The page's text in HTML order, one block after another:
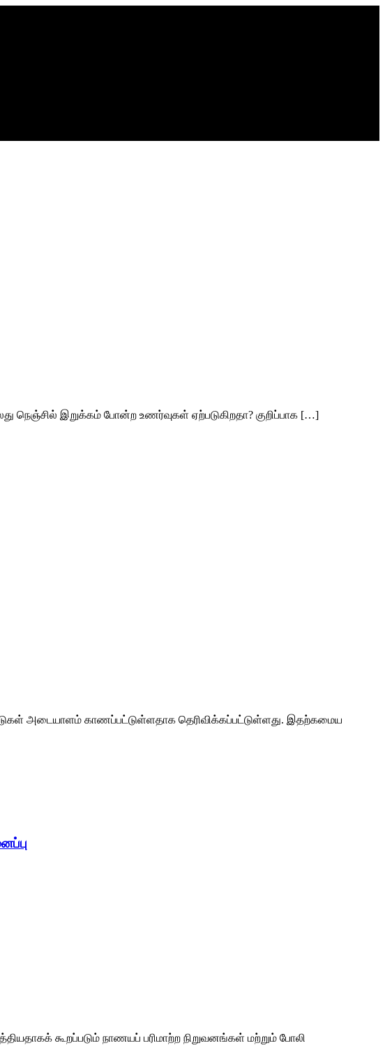
நெஞ்சில் இறுக்கம் போன்ற உணர்வுகள் ஏற்படுகிறதா? குறிப்பாக […]
அடையாளம் காணப்பட்டுள்ளதாக தெரிவிக்கப்பட்டுள்ளது. இதற்கமைய
கூறப்படும் நாணயப் பரிமாற்ற நிறுவனங்கள் மற்றும் போலி